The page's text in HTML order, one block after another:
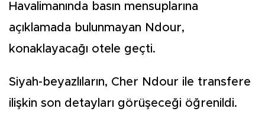
Havalimanında basın mensuplarına
açıklamada bulunmayan Ndour,
konaklayacağı otele geçti.
Siyah-beyazlıların, Cher Ndour ile transfere
ilişkin son detayları görüşeceği öğrenildi.